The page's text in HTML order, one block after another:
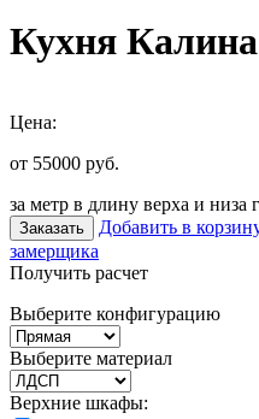
Кухня Калина
Цена:
от 55000 руб.
за метр в длину верха и низа
Заказать Добавить в
замерщика
Получить расчет
Выберите конфигурацию
Выберите материал
Верхние шкафы: